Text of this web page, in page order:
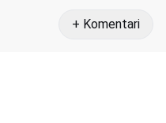
+ Komentari